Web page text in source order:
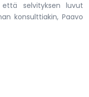
että selvityksen luvut
konsulttiakin, Paavo